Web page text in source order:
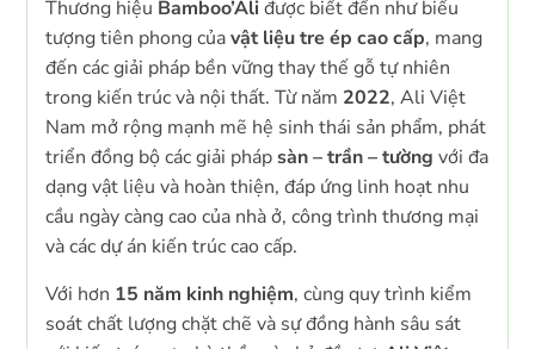
Thương hiệu Bamboo’Aliđược biết đến như biểu
tượng tiên phong củavật liệu tre ép cao cấp, mang
đến các giải pháp bền vững thay thế gỗ tự nhiên
trong kiến trúc và nội thất. Từ năm 2022, Ali Việt
Nam mở rộng mạnh mẽ hệ sinh thái sản phẩm, phát
triển đồng bộ các giải phápsàn – trần – tường với đa
dạng vật liệu và hoàn thiện, đáp ứng linh hoạt nhu
cầu ngày càng cao của nhà ở, công trình thương mại
và các dự án kiến trúc cao cấp.
Với hơn 15 năm kinh nghiệm, cùng quy trình kiểm
soát chất lượng chặt chẽ và sự đồng hành sâu sát